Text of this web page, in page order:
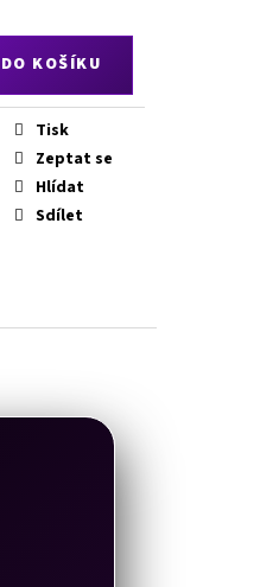
DO KOŠÍKU
Tisk
Zeptat se
Hlídat
Sdílet